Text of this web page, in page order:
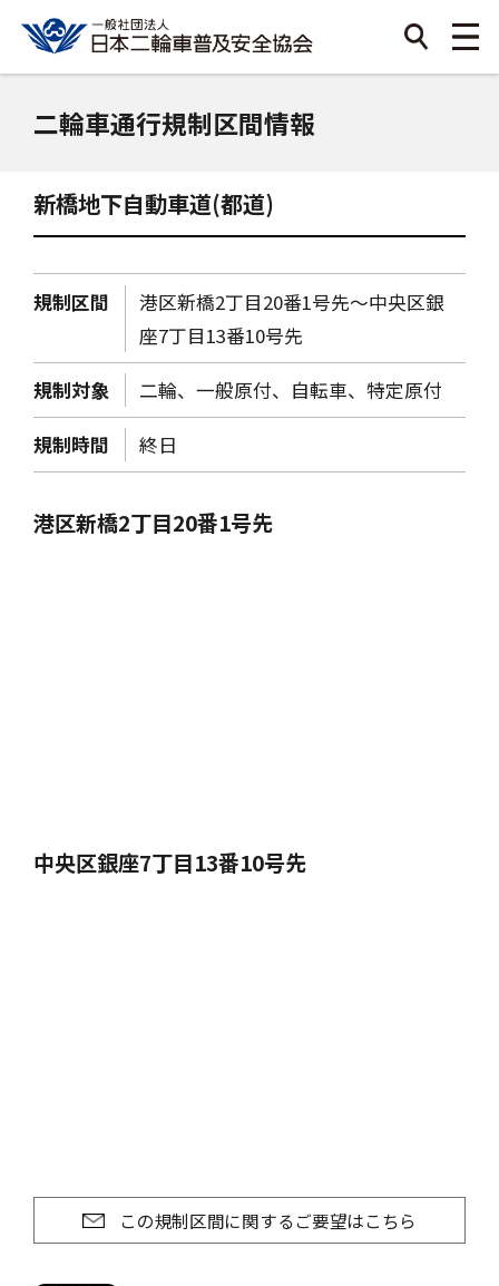
二輪車通行規制区間情報
新橋地下自動車道(都道)
規制区間
港区新橋2丁目20番1号先～中央区銀
座7丁目13番10号先
規制対象 二輪、一般原付、自転車、特定原付
規制時間 終日
港区新橋2丁目20番1号先
中央区銀座7丁目13番10号先
この規制区間に関するご要望はこちら